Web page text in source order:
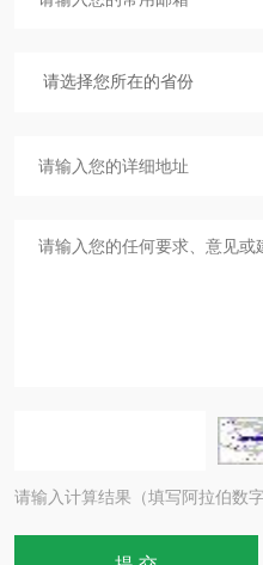
请输入计算结果（填写阿拉伯数